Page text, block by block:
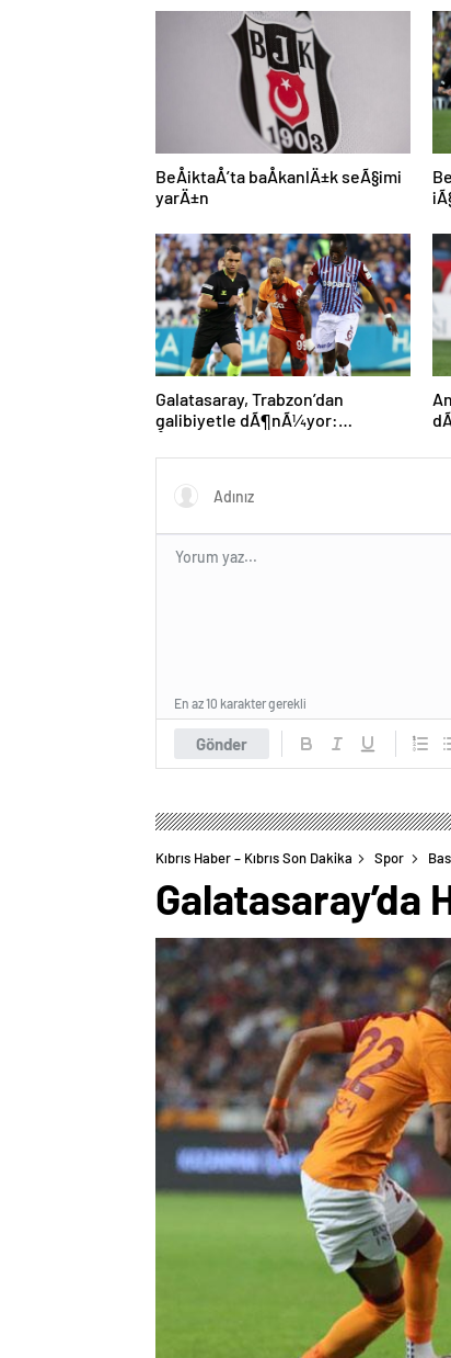
BeÅiktaÅ’ta baÅkanlÄ±k seÃ§imi
yarÄ±n
Galatasaray, Trabzon’dan
galibiyetle dÃ¶nÃ¼yor:
Gönder
En az 10 karakter gerekli
Kıbrıs Haber – Kıbrıs Son Dakika Spor
Galatasaray’da